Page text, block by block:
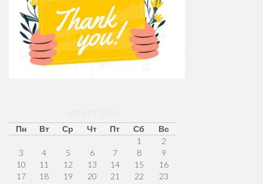
Пн
Вт Ср Чт Пт Сб
Вс
1
2
3
4 5 6 7 8
9
10
11 12 13 14 15
16
17
18 19 20 21 22
23